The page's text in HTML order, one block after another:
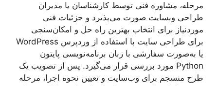
مرحله، مشاوره فنی توسط کارشناسان یا مدیران
طراحی وبسایت صورت می‌پذیرد و جزئیات فنی
موردنیاز برای انتخاب بهترین راه حل و امکان‌سنجی
برای طراحی سایت با استفاده از وردپرس WordPress
یا به‌صورت سفارشی با زبان برنامه‌نویسی پایتون
Python مورد بررسی قرار می‌گیرد. پس از تصویب یک
طرح منسجم برای وب‌سایت و تعیین نحوه اجرا، مرحله